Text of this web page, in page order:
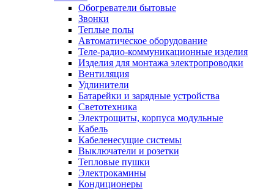
Обогреватели бытовые
Звонки
Теплые полы
Автоматическое оборудование
Теле-радио-коммуникационные изделия
Изделия для монтажа электропроводки
Вентиляция
Удлинители
Батарейки и зарядные устройства
Светотехника
Электрощиты, корпуса модульные
Кабель
Кабеленесущие системы
Выключатели и розетки
Тепловые пушки
Электрокамины
Кондиционеры